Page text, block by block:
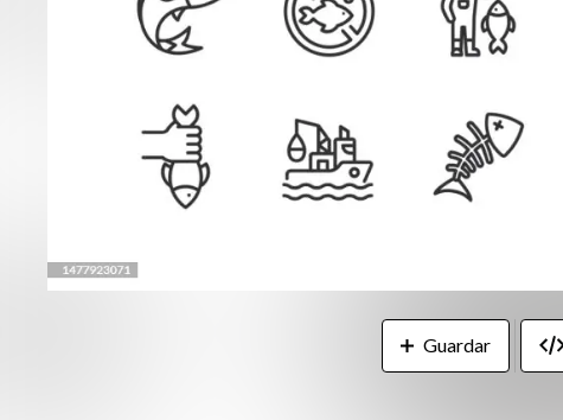
Guardar